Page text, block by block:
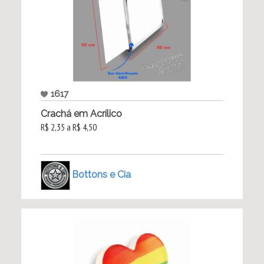
1617
Crachá em Acrílico
R$ 2,35 a R$ 4,50
Bottons e Cia